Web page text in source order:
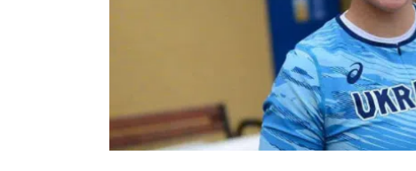
ПОЛІЦІЯ ПОЛТАВЩИНИ РОЗШУКУЄ 62-РІЧНУ